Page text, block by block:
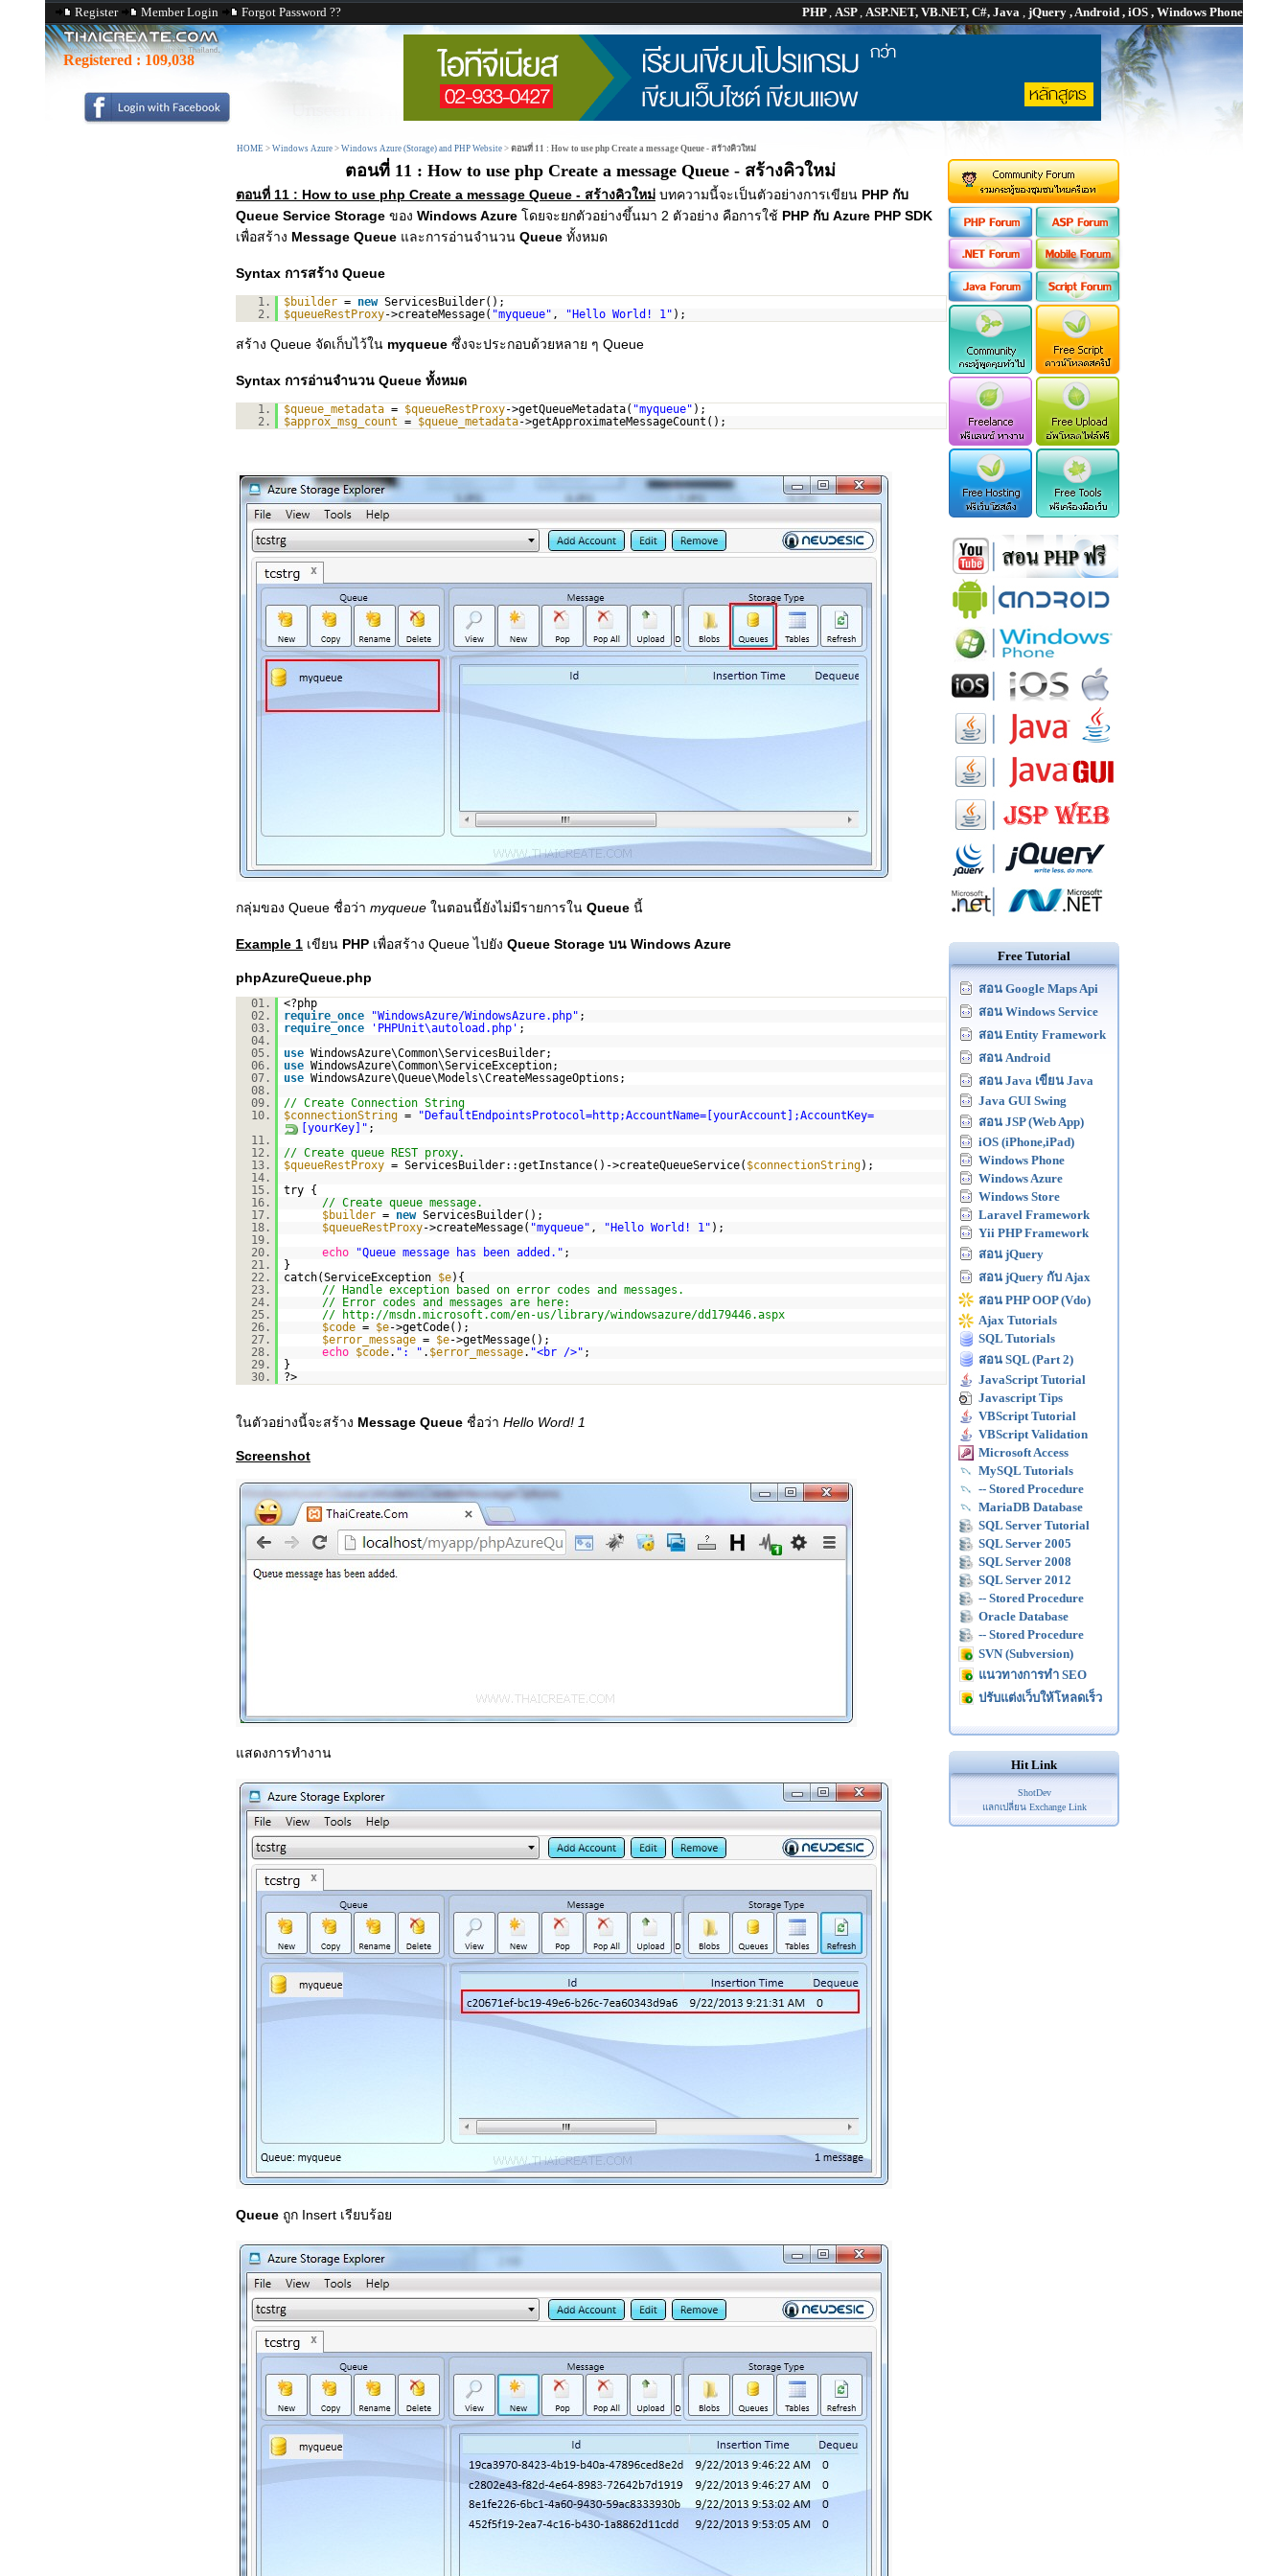
Register Member Login Forgot Password ?? PHP, ASP, ASP.NET, VB.NET, C#, Java , jQuery , Android , iOS , Windows Phone
Registered : 109,038
HOME > Windows Azure > Windows Azure (Storage) and PHP Website > ตอนที่ 11 : How to use php Create a message Queue - สร้างคิวใหม่
ตอนที่ 11 : How to use php Create a message Queue - สร้างคิวใหม่
ตอนที่ 11 : How to use php Create a message Queue - สร้างคิวใหม่ บทความนี้จะเป็นตัวอย่างการเขียน PHP กับ
Queue Service Storage ของ Windows Azure โดยจะยกตัวอย่างขึ้นมา 2 ตัวอย่าง คือการใช้ PHP กับ Azure PHP SDK
เพื่อสร้าง Message Queue และการอ่านจำนวน Queue ทั้งหมด
Syntax การสร้าง Queue
1. $builder = new ServicesBuilder();
2.
$queueRestProxy->createMessage( "myqueue" , "Hello World! 1" );
สร้าง Queue จัดเก็บไว้ใน myqueue ซึ่งจะประกอบด้วยหลาย ๆ Queue
Syntax การอ่านจำนวน Queue ทั้งหมด
1. $queue_metadata = $queueRestProxy->getQueueMetadata( "myqueue" );
2.
$approx_msg_count = $queue_metadata->getApproximateMessageCount();
กลุ่มของ Queue ชื่อว่า myqueue ในตอนนี้ยังไม่มีรายการใน Queue นี้
Example 1 เขียน PHP เพื่อสร้าง Queue ไปยัง Queue Storage บน Windows Azure
phpAzureQueue.php
01.
<?php
02.
require_once "WindowsAzure/WindowsAzure.php" ;
03.
require_once 'PHPUnit\autoload.php' ;
04.
05.
use WindowsAzure\Common\ServicesBuilder;
06.
use WindowsAzure\Common\ServiceException;
07.
use WindowsAzure\Queue\Models\CreateMessageOptions;
08.
09.
// Create Connection String
10.
$connectionString =
"DefaultEndpointsProtocol=http;AccountName=[yourAccount];AccountKey=
[yourKey]" ;
11.
12.
// Create queue REST proxy.
13.
$queueRestProxy = ServicesBuilder::getInstance()->createQueueService( $connectionString);
14.
15.
try {
16.
// Create queue message.
17.
$builder = new ServicesBuilder();
18.
$queueRestProxy->createMessage( "myqueue" , "Hello World! 1" );
19.
20.
echo "Queue message has been added." ;
21.
}
22.
catch(ServiceException $e){
23.
// Handle exception based on error codes and messages.
24.
// Error codes and messages are here:
25.
//
http://msdn.microsoft.com/en-us/library/windowsazure/dd179446.aspx
26.
$code = $e->getCode();
27.
$error_message = $e->getMessage();
28.
echo $code. ": " . $error_message. "<br />" ;
29.
}
30.
?>
ในตัวอย่างนี้จะสร้าง Message Queue ชื่อว่า Hello Word! 1
Screenshot
แสดงการทำงาน
Queue ถูก Insert เรียบร้อย
Free Tutorial
สอน Google Maps Api
สอน Windows Service
สอน Entity Framework
สอน Android
สอน Java เขียน Java
Java GUI Swing
สอน JSP (Web App)
iOS (iPhone,iPad)
Windows Phone
Windows Azure
Windows Store
Laravel Framework
Yii PHP Framework
สอน jQuery
สอน jQuery กับ Ajax
สอน PHP OOP (Vdo)
Ajax Tutorials
SQL Tutorials
สอน SQL (Part 2)
JavaScript Tutorial
Javascript Tips
VBScript Tutorial
VBScript Validation
Microsoft Access
MySQL Tutorials
-- Stored Procedure
MariaDB Database
SQL Server Tutorial
SQL Server 2005
SQL Server 2008
SQL Server 2012
-- Stored Procedure
Oracle Database
-- Stored Procedure
SVN (Subversion)
แนวทางการทำ SEO
ปรับแต่งเว็บให้โหลดเร็ว
Hit Link
ShotDev
แลกเปลี่ยน Exchange Link